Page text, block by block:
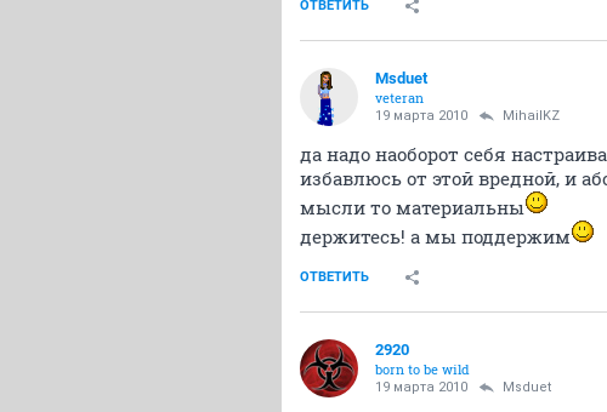
ОТВЕТИТЬ
Msduet
veteran
19 марта 2010 MihailKZ
да надо наоборот себя
избавлюсь от этой вредной, и
мысли то материальны
держитесь! а мы поддержим
ОТВЕТИТЬ
2920
born to be wild
19 марта 2010 Msduet